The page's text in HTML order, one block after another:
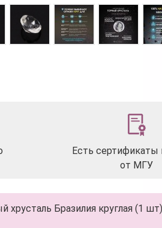
Есть сертификаты
от МГУ
хрусталь Бразилия круглая (1